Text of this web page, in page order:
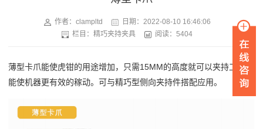
作者：clampltd 日期： 2022-08-10 16:46:06
栏目： 精巧夹持夹具 阅读：5404
薄型卡爪能使虎钳的用途增加，只需15MM的高度就可以夹持工件，
能使机器更有效的稼动。可与精巧型侧向夹持件搭配应用。